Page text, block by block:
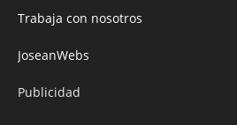
Trabaja con nosotros
JoseanWebs
Publicidad